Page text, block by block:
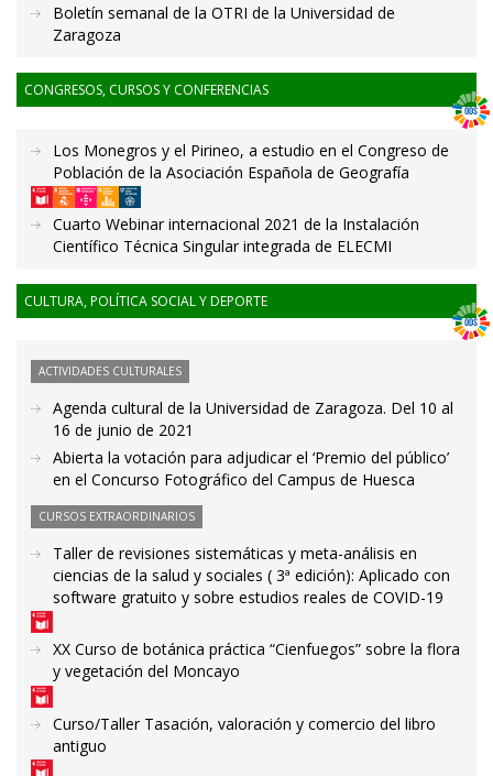
Boletín semanal de la OTRI de la Universidad de
Zaragoza
CONGRESOS, CURSOS Y CONFERENCIAS
Los Monegros y el Pirineo, a estudio en el Congreso de
Población de la Asociación Española de Geografía
Cuarto Webinar internacional 2021 de la Instalación
Científico Técnica Singular integrada de ELECMI
CULTURA, POLÍTICA SOCIAL Y DEPORTE
ACTIVIDADES CULTURALES
Agenda cultural de la Universidad de Zaragoza. Del 10 al
16 de junio de 2021
Abierta la votación para adjudicar el ‘Premio del público’
en el Concurso Fotográfico del Campus de Huesca
CURSOS EXTRAORDINARIOS
Taller de revisiones sistemáticas y meta-análisis en
ciencias de la salud y sociales ( 3ª edición): Aplicado con
software gratuito y sobre estudios reales de COVID-19
XX Curso de botánica práctica “Cienfuegos” sobre la flora
y vegetación del Moncayo
Curso/Taller Tasación, valoración y comercio del libro
antiguo